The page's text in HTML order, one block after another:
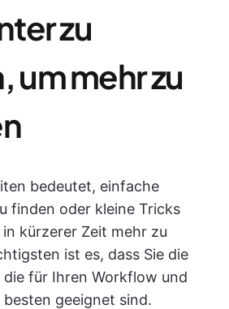
zu
um mehr zu
bedeutet, einfache
finden oder kleine Tricks
kürzerer Zeit mehr zu
ist es, dass Sie die
für Ihren Workflow und
besten geeignet sind.